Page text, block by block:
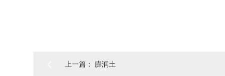
上一篇： 膨润土